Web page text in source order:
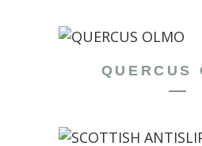
QUERCUS